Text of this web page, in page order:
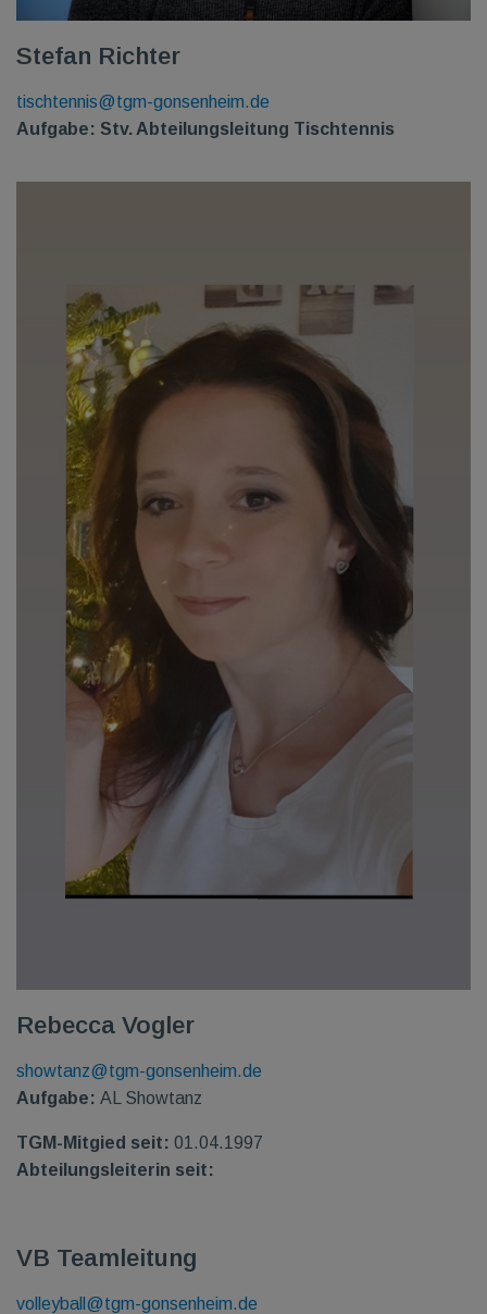
Stefan Richter
tischtennis@tgm-gonsenheim.de
Aufgabe: Stv. Abteilungsleitung Tischtennis
Rebecca Vogler
showtanz@tgm-gonsenheim.de
Aufgabe: AL Showtanz
TGM-Mitgied seit: 01.04.1997
Abteilungsleiterin seit:
VB Teamleitung
volleyball@tgm-gonsenheim.de